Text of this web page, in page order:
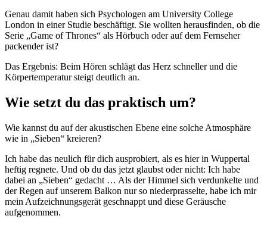
Genau damit haben sich Psychologen am University College
London in einer Studie beschäftigt. Sie wollten herausfinden, ob die
Serie „Game of Thrones“ als Hörbuch oder auf dem Fernseher
packender ist?
Das Ergebnis: Beim Hören schlägt das Herz schneller und die
Körpertemperatur steigt deutlich an.
Wie setzt du das praktisch um?
Wie kannst du auf der akustischen Ebene eine solche Atmosphäre
wie in „Sieben“ kreieren?
Ich habe das neulich für dich ausprobiert, als es hier in Wuppertal
heftig regnete. Und ob du das jetzt glaubst oder nicht: Ich habe
dabei an „Sieben“ gedacht … Als der Himmel sich verdunkelte und
der Regen auf unserem Balkon nur so niederprasselte, habe ich mir
mein Aufzeichnungsgerät geschnappt und diese Geräusche
aufgenommen.